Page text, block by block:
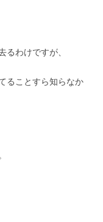
るわけですが、
ることすら知らなか